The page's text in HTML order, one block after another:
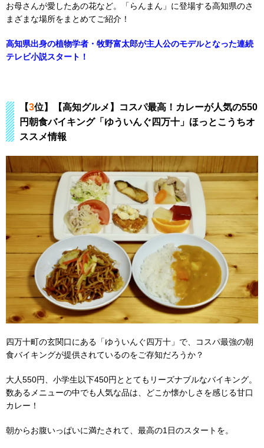
お母さんが愛したあの花など。「らんまん」に登場する高知県のさ
まざまな場所をまとめてご紹介！
高知県出身の植物学者・牧野富太郎が主人公のモデルとなった連続
テレビ小説スタート！
【3位】【高知グルメ】コスパ最高！カレーが人気の550
円朝食バイキング「ゆういんぐ四万十」ほっとこうちオ
ススメ情報
四万十町の玄関口にある「ゆういんぐ四万十」で、コスパ最強の朝
食バイキングが提供されているのをご存知だろうか？
大人550円、小学生以下450円ととてもリーズナブルなバイキング。
数あるメニューの中でも人気な品は、どこか懐かしさを感じる甘口
カレー！
朝からお腹いっぱいに満たされて、最高の1日のスタートを。